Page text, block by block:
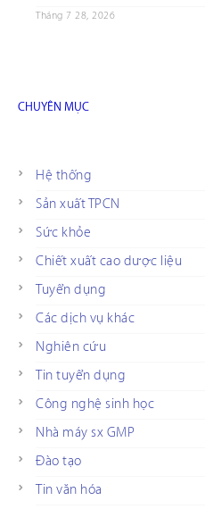
Tháng 7 28, 2026
CHUYÊN MỤC
Hệ thống
Sản xuất TPCN
Sức khỏe
Chiết xuất cao dược liệu
Tuyển dụng
Các dịch vụ khác
Nghiên cứu
Tin tuyển dụng
Công nghệ sinh học
Nhà máy sx GMP
Đào tạo
Tin văn hóa